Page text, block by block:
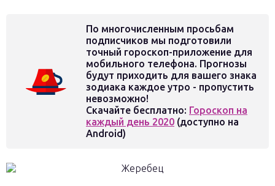
По многочисленным просьбам
подписчиков мы подготовили
точный гороскоп-приложение для
мобильного телефона. Прогнозы
будут приходить для вашего знака
зодиака каждое утро - пропустить
невозможно!
Скачайте бесплатно: Гороскоп на
каждый день 2020 (доступно на
Android)